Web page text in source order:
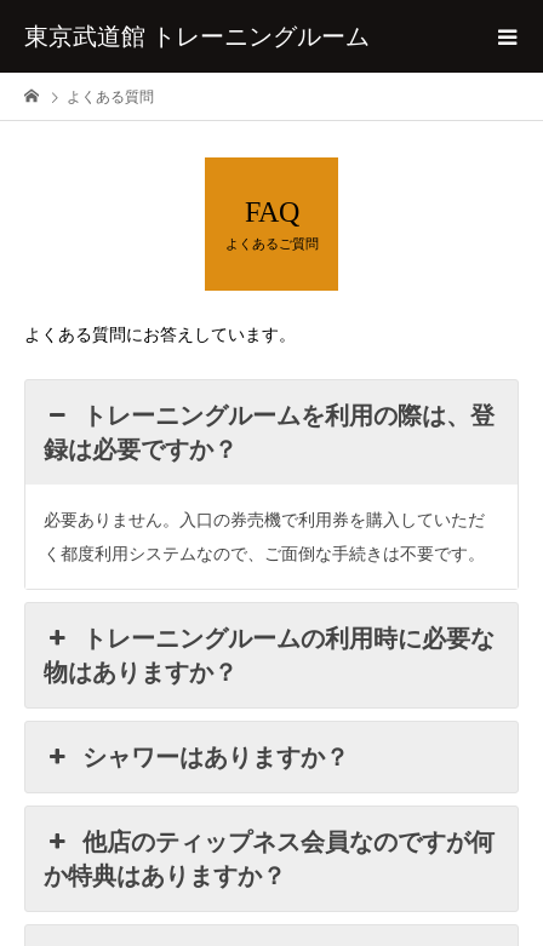
東京武道館 トレーニングルーム
よくある質問
FAQ
よくあるご質問
よくある質問にお答えしています。
トレーニングルームを利用の際は、登
録は必要ですか？
必要ありません。入口の券売機で利用券を購入していただ
く都度利用システムなので、ご面倒な手続きは不要です。
トレーニングルームの利用時に必要な
物はありますか？
シャワーはありますか？
他店のティップネス会員なのですが何
か特典はありますか？